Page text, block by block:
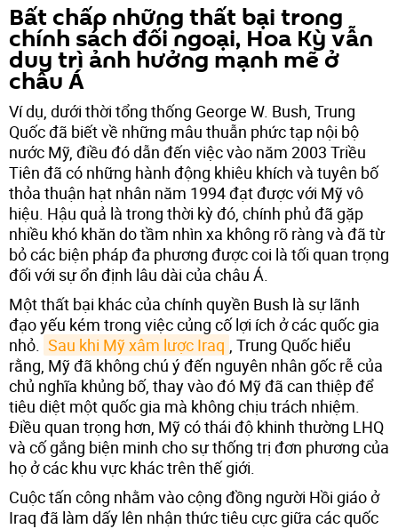
Bất chấp những thất bại trong
chính sách đối ngoại, Hoa Kỳ vẫn
duy trì ảnh hưởng mạnh mẽ ở
châu Á
Ví dụ, dưới thời tổng thống George W. Bush, Trung
Quốc đã biết về những mâu thuẫn phức tạp nội bộ
nước Mỹ, điều đó dẫn đến việc vào năm 2003 Triều
Tiên đã có những hành động khiêu khích và tuyên bố
thỏa thuận hạt nhân năm 1994 đạt được với Mỹ vô
hiệu. Hậu quả là trong thời kỳ đó, chính phủ đã gặp
nhiều khó khăn do tầm nhìn xa không rõ ràng và đã từ
bỏ các biện pháp đa phương được coi là tối quan trọng
đối với sự ổn định lâu dài của châu Á.
Một thất bại khác của chính quyền Bush là sự lãnh
đạo yếu kém trong việc củng cố lợi ích ở các quốc gia
nhỏ. Sau khi Mỹ xâm lược Iraq , Trung Quốc hiểu
rằng, Mỹ đã không chú ý đến nguyên nhân gốc rễ của
chủ nghĩa khủng bố, thay vào đó Mỹ đã can thiệp để
tiêu diệt một quốc gia mà không chịu trách nhiệm.
Điều quan trọng hơn, Mỹ có thái độ khinh thường LHQ
và cố gắng biện minh cho sự thống trị đơn phương của
họ ở các khu vực khác trên thế giới.
Cuộc tấn công nhằm vào cộng đồng người Hồi giáo ở
Iraq đã làm dấy lên nhận thức tiêu cực giữa các quốc